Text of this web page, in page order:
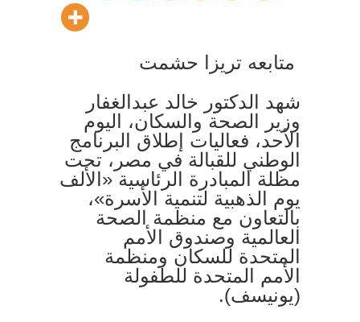
متابعه تريزا حشمت
شهد الدكتور خالد عبدالغفار
وزير الصحة والسكان، اليوم
الأحد، فعاليات إطلاق البرنامج
الوطني للقبالة في مصر، تحت
مظلة المبادرة الرئاسية «الألف
يوم الذهبية لتنمية الأسرة»،
بالتعاون مع منظمة الصحة
العالمية وصندوق الأمم
المتحدة للسكان ومنظمة
الأمم المتحدة للطفولة
(يونيسف).